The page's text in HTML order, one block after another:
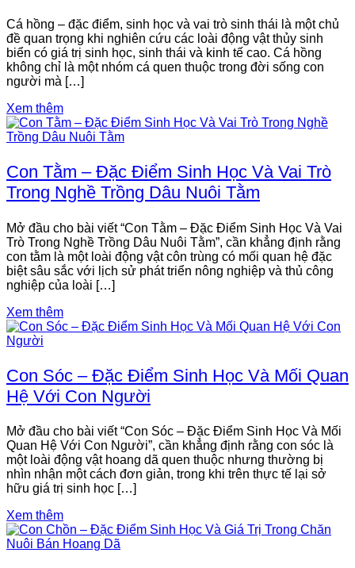
Cá hồng – đặc điểm, sinh học và vai trò sinh thái là một chủ
đề quan trọng khi nghiên cứu các loài động vật thủy sinh
biển có giá trị sinh học, sinh thái và kinh tế cao. Cá hồng
không chỉ là một nhóm cá quen thuộc trong đời sống con
người mà […]
Xem thêm
Con Tằm – Đặc Điểm Sinh Học Và Vai Trò
Trong Nghề Trồng Dâu Nuôi Tằm
Mở đầu cho bài viết “Con Tằm – Đặc Điểm Sinh Học Và Vai
Trò Trong Nghề Trồng Dâu Nuôi Tằm”, cần khẳng định rằng
con tằm là một loài động vật côn trùng có mối quan hệ đặc
biệt sâu sắc với lịch sử phát triển nông nghiệp và thủ công
nghiệp của loài […]
Xem thêm
Con Sóc – Đặc Điểm Sinh Học Và Mối Quan
Hệ Với Con Người
Mở đầu cho bài viết “Con Sóc – Đặc Điểm Sinh Học Và Mối
Quan Hệ Với Con Người”, cần khẳng định rằng con sóc là
một loài động vật hoang dã quen thuộc nhưng thường bị
nhìn nhận một cách đơn giản, trong khi trên thực tế lại sở
hữu giá trị sinh học […]
Xem thêm